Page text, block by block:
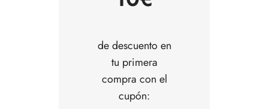
de descuento en
tu primera
compra con el
cupón: